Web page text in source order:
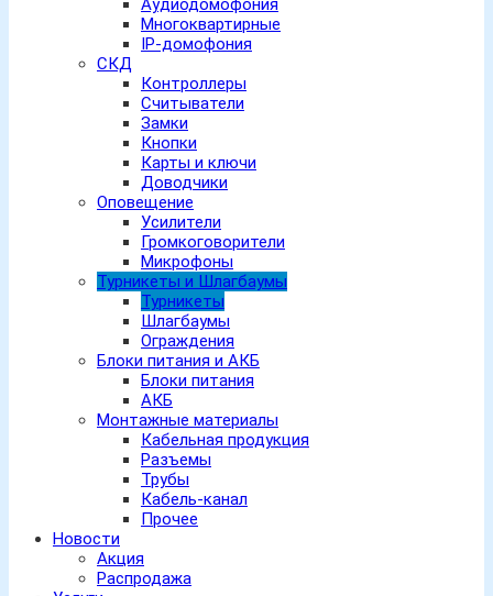
Аудиодомофония
Многоквартирные
IP-домофония
СКД
Контроллеры
Считыватели
Замки
Кнопки
Карты и ключи
Доводчики
Оповещение
Усилители
Громкоговорители
Микрофоны
Турникеты и Шлагбаумы
Турникеты
Шлагбаумы
Ограждения
Блоки питания и АКБ
Блоки питания
АКБ
Монтажные материалы
Кабельная продукция
Разъемы
Трубы
Кабель-канал
Прочее
Новости
Акция
Распродажа